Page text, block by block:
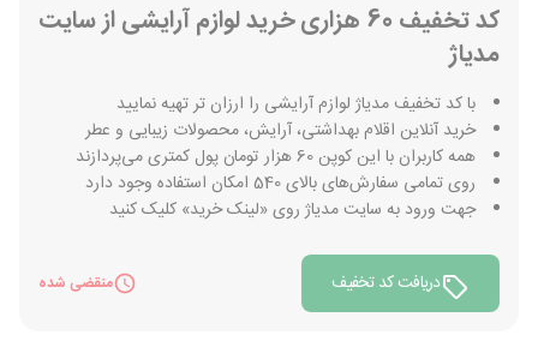
کد تخفیف 60 هزاری خرید لوازم آرایشی از سایت
مدیاژ
با کد تخفیف مدیاژ لوازم آرایشی را ارزان تر تهیه نمایید
خرید آنلاین اقلام بهداشتی، آرایش، محصولات زیبایی و عطر
همه کاربران با این کوپن 60 هزار تومان پول کمتری می‌پردازند
روی تمامی سفارش‎های بالای 540 امکان استفاده وجود دارد
جهت ورود به سایت مدیاژ روی «لینک خرید» کلیک کنید
دریافت کد تخفیف منقضی شده